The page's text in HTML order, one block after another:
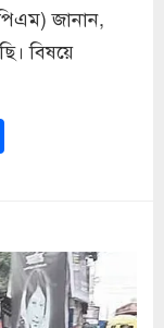
জানান,
বিষয়ে